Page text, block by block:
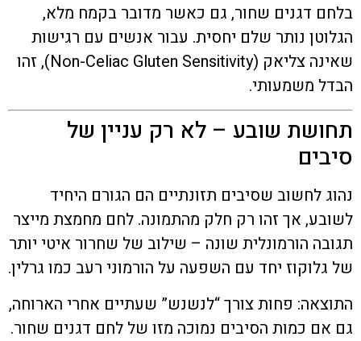
בלחם דגנים שחור, גם כאשר מדובר בקמח מלא,
הגלוטן נותר שלם יחסית. עבור אנשים עם רגישות
שאינה צליאק (Non-Celiac Gluten Sensitivity), זהו
הבדל משמעותי.
תחושת שובע – לא רק עניין של
סיבים
נהוג לחשוב שסיבים תזונתיים הם הגורם היחיד
לשובע, אך זהו רק חלק מהתמונה. לחם מחמצת מייצר
תגובה הורמונלית שונה – שילוב של שחרור איטי יותר
של גלוקוז יחד עם השפעה על הורמוני רעב כמו גרלין.
התוצאה: פחות צורך “לנשנש” שעתיים אחרי הארוחה,
גם אם כמות הסיבים נמוכה מזו של לחם דגנים שחור.